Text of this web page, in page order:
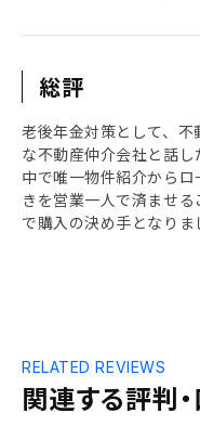
総評
老後年金対策として、
な不動産仲介会社と話
中で唯一物件紹介から
きを営業一人で済ませ
で購入の決め手となりま
関連する評判
RELATED REVIEWS